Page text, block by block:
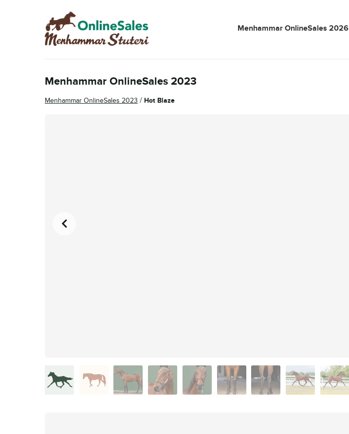
Hoppa
till
navigering
Hoppa
till
innehåll
Menhammar OnlineSales 2026
Menhammar OnlineSales 2023
Menhammar OnlineSales 2023 / Hot Blaze